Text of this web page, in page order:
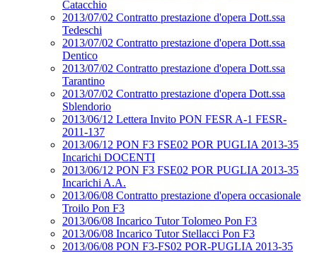
Catacchio
2013/07/02 Contratto prestazione d'opera Dott.ssa
Tedeschi
2013/07/02 Contratto prestazione d'opera Dott.ssa
Dentico
2013/07/02 Contratto prestazione d'opera Dott.ssa
Tarantino
2013/07/02 Contratto prestazione d'opera Dott.ssa
Sblendorio
2013/06/12 Lettera Invito PON FESR A-1 FESR-
2011-137
2013/06/12 PON F3 FSE02 POR PUGLIA 2013-35
Incarichi DOCENTI
2013/06/12 PON F3 FSE02 POR PUGLIA 2013-35
Incarichi A.A.
2013/06/08 Contratto prestazione d'opera occasionale
Troilo Pon F3
2013/06/08 Incarico Tutor Tolomeo Pon F3
2013/06/08 Incarico Tutor Stellacci Pon F3
2013/06/08 PON F3-FS02 POR-PUGLIA 2013-35